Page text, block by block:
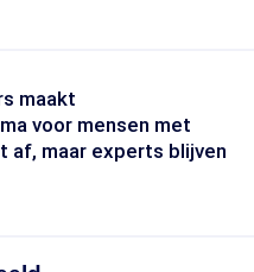
maakt
voor mensen met
af, maar experts blijven